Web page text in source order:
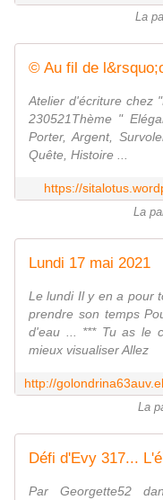
La
© Au fil de
Atelier d'écriture chez
230521Thème "
Porter, Argent,
Quête, Histoire ...
https://
La
Lundi 17 mai 2021
Le lundi Il y en a pour
prendre son temps
d'eau ... *** Tu as le
mieux visualiser Allez
La
Défi d'Evy 317...
Par Georgette52